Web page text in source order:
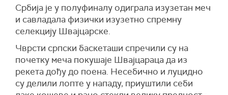
Србија је у полуфиналу одиграла изузетан меч
и савладала физички изузетно спремну
селекцију Швајцарске.
Чврсти српски баскеташи спречили су на
почетку меча покушаје Швајцараца да из
рекета дођу до поена. Несебично и луцидно
су делили лопте у нападу, приуштили себи